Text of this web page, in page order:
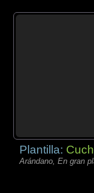
Plantilla:
Arándano, En gran